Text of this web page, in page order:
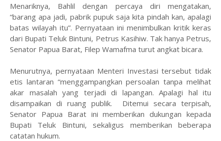
Menariknya, Bahlil dengan percaya diri mengatakan,
“barang apa jadi, pabrik pupuk saja kita pindah kan, apalagi
batas wilayah itu”. Pernyataan ini menimbulkan kritik keras
dari Bupati Teluk Bintuni, Petrus Kasihiw. Tak hanya Petrus,
Senator Papua Barat, Filep Wamafma turut angkat bicara.
Menurutnya, pernyataan Menteri Investasi tersebut tidak
etis lantaran “menggampangkan persoalan tanpa melihat
akar masalah yang terjadi di lapangan. Apalagi hal itu
disampaikan di ruang publik. Ditemui secara terpisah,
Senator Papua Barat ini memberikan dukungan kepada
Bupati Teluk Bintuni, sekaligus memberikan beberapa
catatan hukum.